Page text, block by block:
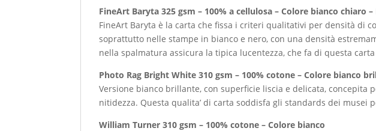
FineArt Baryta 325 gsm – 100% a cellulosa – Colore bianco chiaro –
FineArt Baryta è la carta che fissa i criteri qualitativi per densità di
soprattutto nelle stampe in bianco e nero, con una densità
nella spalmatura assicura la tipica lucentezza, che fa di questa
Photo Rag Bright White 310 gsm – 100% cotone – Colore bianco
Versione bianco brillante, con superficie liscia e delicata,
nitidezza. Questa qualita’ di carta soddisfa gli standards dei musei
William Turner 310 gsm – 100% cotone – Colore bianco